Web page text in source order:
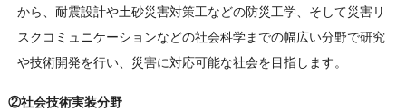
から、耐震設計や土砂災害対策工などの防災工学、そして災害リ
スクコミュニケーションなどの社会科学までの幅広い分野で研究
や技術開発を行い、災害に対応可能な社会を目指します。
②社会技術実装分野